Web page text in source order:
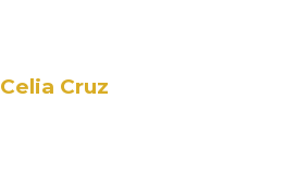
Celia Cruz